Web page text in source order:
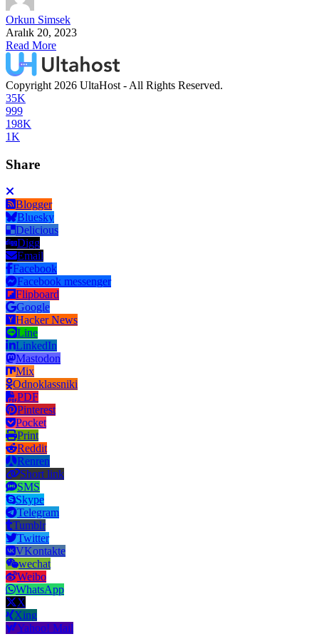
Orkun Simsek
Aralık 20, 2023
Read More
Copyright 2026 UltaHost - All Rights Reserved.
35K
999
198K
1K
Share
Blogger
Bluesky
Delicious
Digg
Email
Facebook
Facebook messenger
Flipboard
Google
Hacker News
Line
LinkedIn
Mastodon
Mix
Odnoklassniki
PDF
Pinterest
Pocket
Print
Reddit
Renren
Short link
SMS
Skype
Telegram
Tumblr
Twitter
VKontakte
wechat
Weibo
WhatsApp
X
Xing
Yahoo! Mail